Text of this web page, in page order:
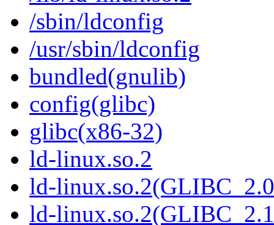
/sbin/ldconfig
/usr/sbin/ldconfig
bundled(gnulib)
config(glibc)
glibc(x86-32)
ld-linux.so.2
ld-
ld-